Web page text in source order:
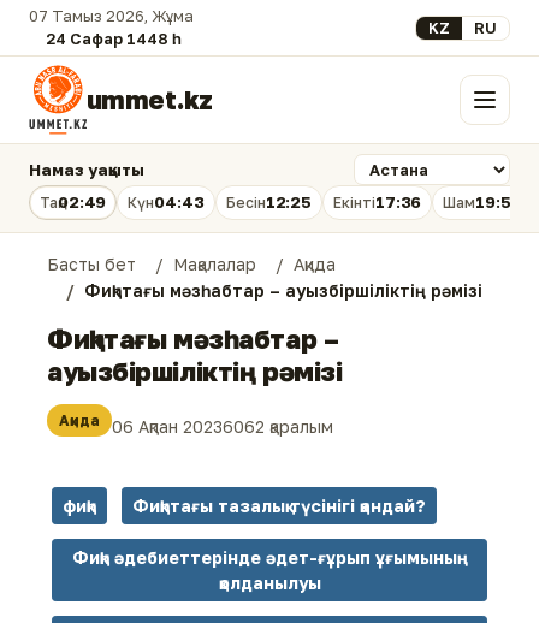
07 Тамыз 2026, Жұма
24 Сафар 1448 һ.
Select your
KZ RU
ummet.kz Мәзір
Намаз уақыты
Таң02:49 Күн04:43 Бесін12:25 Екінті17:36 Шам19:56
Басты бет Мақалалар
Ақида
Фиқһтағы мәзһабтар – ауызбіршіліктің рәмізі
Фиқһтағы мәзһабтар –
ауызбіршіліктің рәмізі
Ақида 06 Ақпан 20236062 қаралым
фиқһ Фиқһтағы тазалық түсінігі қандай?
Фиқһ әдебиеттерінде әдет-ғұрып ұғымының
қолданылуы